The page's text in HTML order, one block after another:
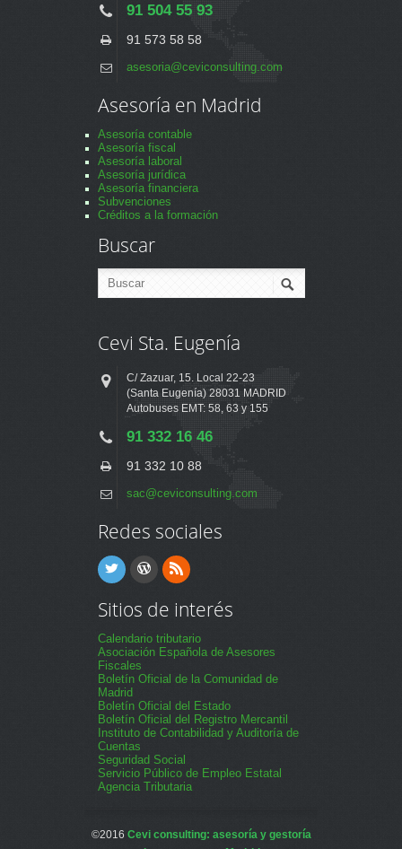
91 504 55 93
91 573 58 58
asesoria@ceviconsulting.com
Asesoría en Madrid
Asesoría contable
Asesoría fiscal
Asesoría laboral
Asesoría jurídica
Asesoría financiera
Subvenciones
Créditos a la formación
Buscar
Cevi Sta. Eugenía
C/ Zazuar, 15. Local 22-23
(Santa Eugenía) 28031 MADRID
Autobuses EMT: 58, 63 y 155
91 332 16 46
91 332 10 88
sac@ceviconsulting.com
Redes sociales
Sitios de interés
Calendario tributario
Asociación Española de Asesores
Fiscales
Boletín Oficial de la Comunidad de
Madrid
Boletín Oficial del Estado
Boletín Oficial del Registro Mercantil
Instituto de Contabilidad y Auditoría de
Cuentas
Seguridad Social
Servicio Público de Empleo Estatal
Agencia Tributaria
©2016 Cevi consulting: asesoría y gestoría